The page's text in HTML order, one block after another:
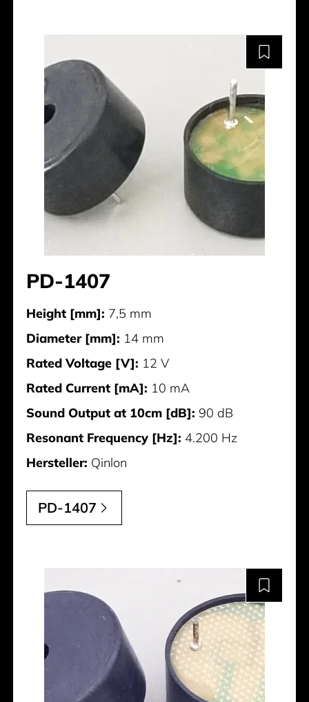
PD-1407
Height [mm]: 7,5 mm
Diameter [mm]: 14 mm
Rated Voltage [V]: 12 V
Rated Current [mA]: 10 mA
Sound Output at 10cm [dB]: 90 dB
Resonant Frequency [Hz]: 4.200 Hz
Hersteller: Qinlon
PD-1407